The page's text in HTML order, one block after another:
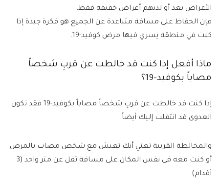
الأعراض بعد أو لديهم أعراض خفيفة فقط،
فإن الحفاظ على مسافة متباعدة عن الجميع هو فكرة جيدة إذا
كنت في منطقة يسري فيها مرض كوفيد-19.
ماذا أفعل إذا كنت قد خالطت عن قربٍ شخصاً
مصاباً بكوفيد-19؟
إذا كنت قد خالطت عن قربٍ شخصاً مصاباً بكوفيد-19 فقد تكون
العدوى قد انتقلت إليك أيضاً.
والمخالطة القريبة تعني أنك تعيش مع شخص مصاب بالمرض
أو كنت معه في نفس المكان على مسافة تقل عن متر واحد (3
أقدام).